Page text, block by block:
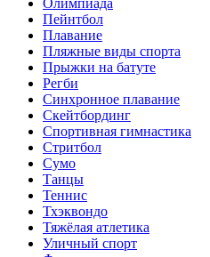
Олимпиада
Пейнтбол
Плавание
Пляжные виды спорта
Прыжки на батуте
Регби
Синхронное плавание
Скейтбординг
Спортивная гимнастика
Стритбол
Сумо
Танцы
Теннис
Тхэквондо
Тяжёлая атлетика
Уличный спорт